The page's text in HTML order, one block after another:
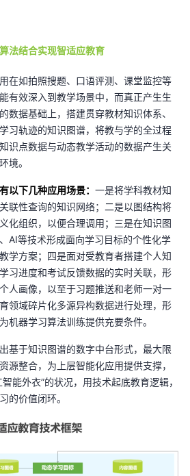
法结合实现智适应教育
在如拍照搜题、口语评测、课堂监控等
有效深入到教学场景中，而真正产生生
数据基础上，搭建贯穿教材知识体系、
习轨迹的知识图谱，将教与学的全过程
识点数据与动态教学活动的数据产生关
境。
以下几种应用场景： 一是将学科教材知
联性查询的知识网络；二是以图结构将
化组织，以便合理调用；三是在知识图
AI等技术形成面向学习目标的个性化学
学方案；四是面对受教育者搭建个人知
习进度和考试反馈数据的实时关联，形
人画像，以至于习题推送和老师一对一
领域碎片化多源异构数据进行处理，形
机器学习算法训练提供充要条件。
基于知识图谱的数字中台形式，最大限
源整合，为上层智能化应用提供支撑，
能外衣”的状况，用技术起底教育逻辑，
的价值闭环。